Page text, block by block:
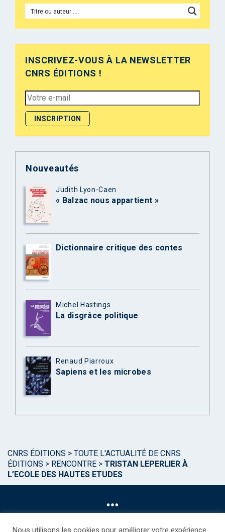
INSCRIVEZ-VOUS À LA NEWSLETTER
CNRS ÉDITIONS !
Nouveautés
Judith Lyon-Caen
« Balzac nous appartient »
Dictionnaire critique des contes
Michel Hastings
La disgrâce politique
Renaud Piarroux
Sapiens et les microbes
CNRS ÉDITIONS > TOUTE L'ACTUALITÉ DE CNRS
ÉDITIONS > RENCONTRE > TRISTAN LEPERLIER À
L’ECOLE DES HAUTES ETUDES
Nous utilisons les cookies pour améliorer votre expérience